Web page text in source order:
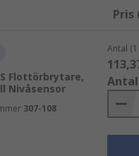
bestäms av
Kapacitiva
högfrekventa
avger ett
Pris
Flottörbrytare,
Nivåsensor
307-108
Antal
Antal